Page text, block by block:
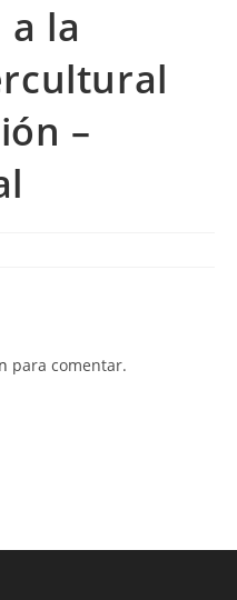
la
–
para comentar.